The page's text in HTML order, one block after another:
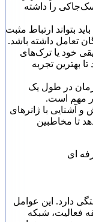
را داشته
بتواند ارتباط مثبت
تعامل داشته باشد.
خود یا ترک‌های
بهترین تجربه
در طول یک
مهم است.
و آشنایی با ژانرهای
تا مخاطبین
دارد. این عوامل
فعالیت، شبکه